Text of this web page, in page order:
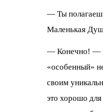
— Ты
Маленькая
— Конечно! —
«особенный»
своим
это хорошо